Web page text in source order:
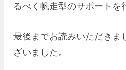
るべく帆走型のサポートを
最後までお読みいただきま
ざいました。